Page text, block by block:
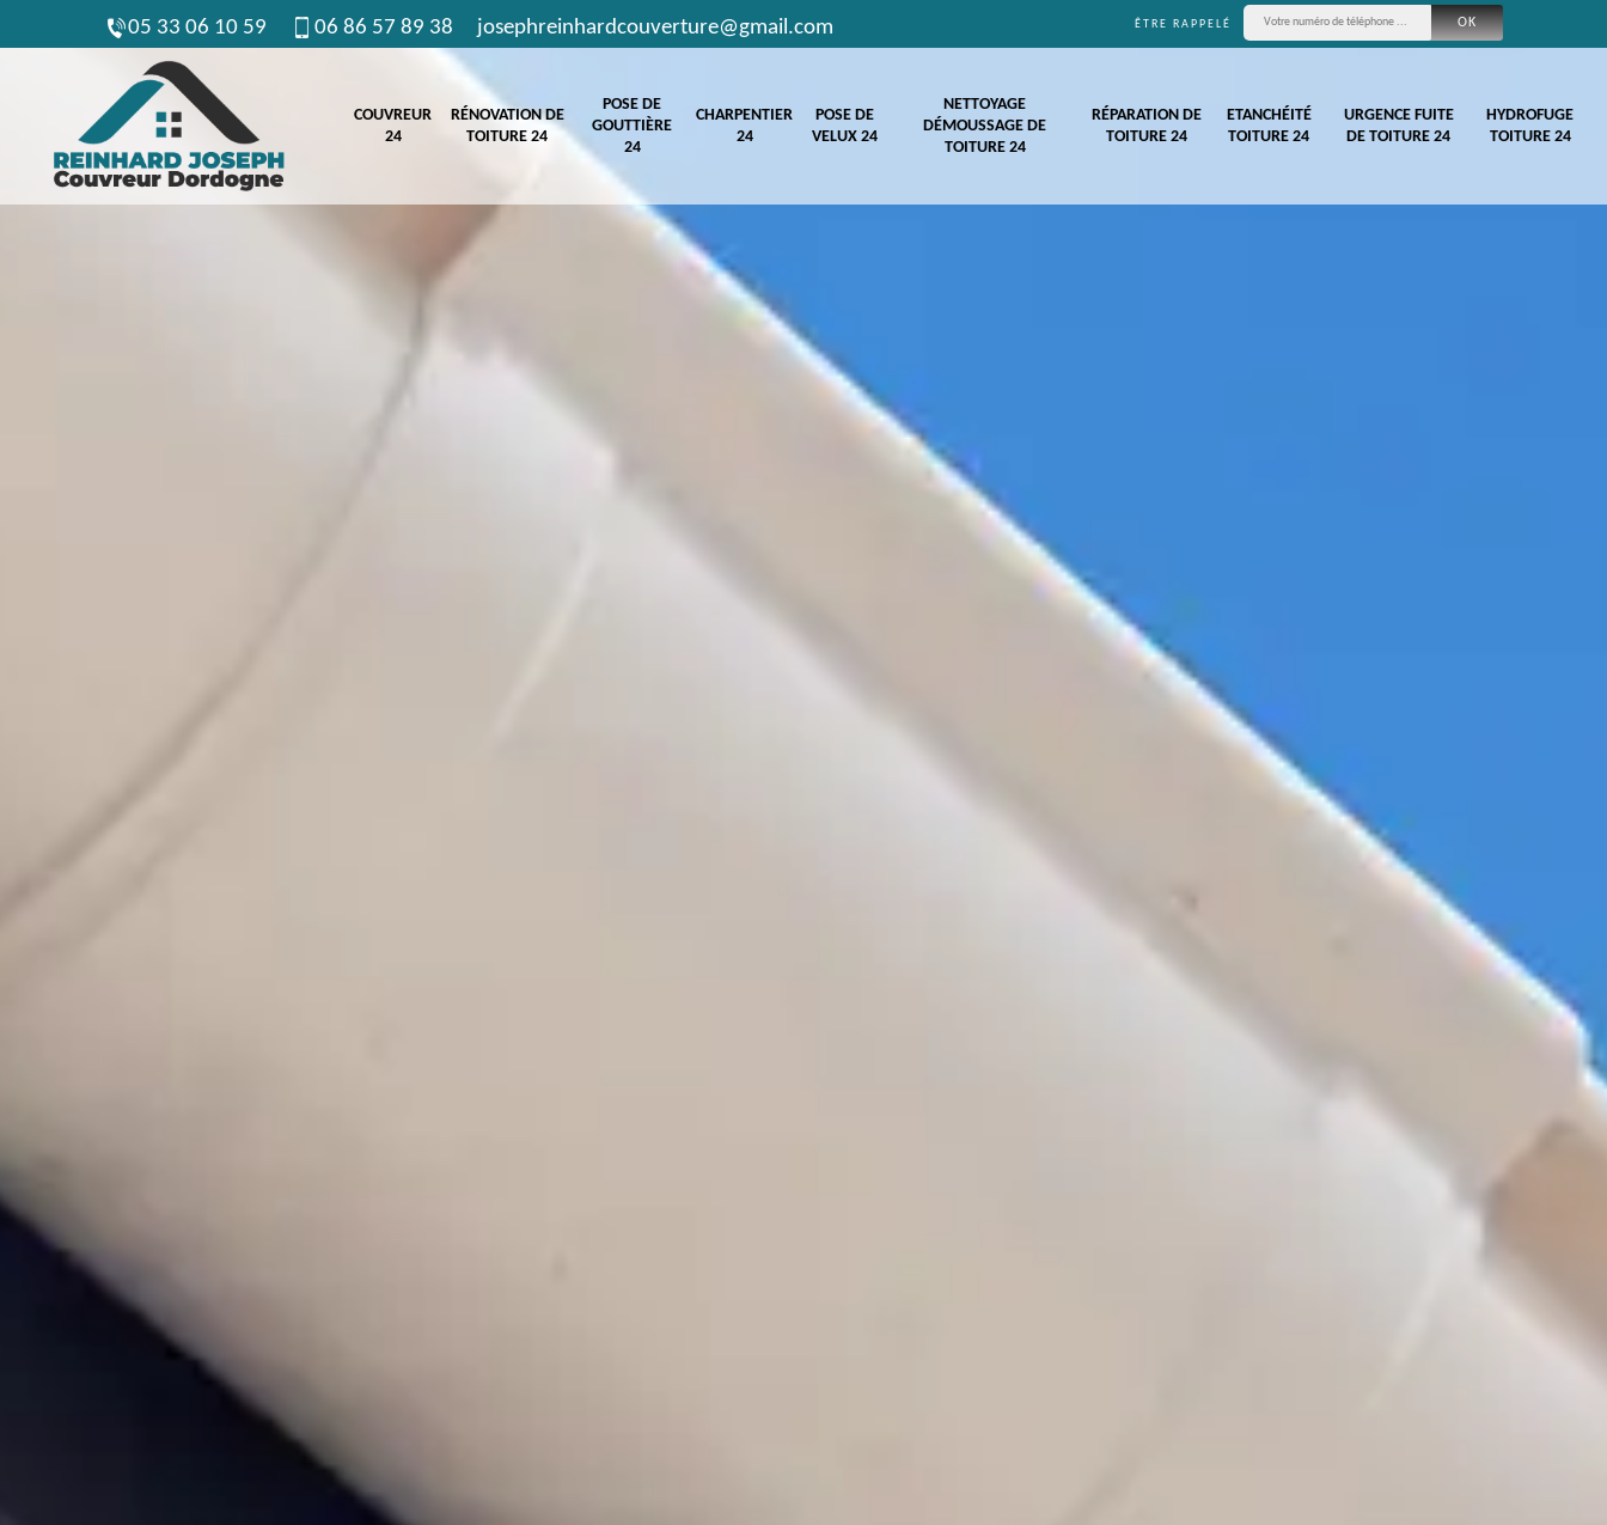
05 33 06 10 59 06 86 57 89 38 josephreinhardcouverture@gmail.com ÊTRE RAPPELÉ
COUVREUR
24
RÉNOVATION DE
TOITURE 24
POSE DE
GOUTTIÈRE
24
CHARPENTIER
24
POSE DE
VELUX 24
NETTOYAGE
DÉMOUSSAGE DE
TOITURE 24
RÉPARATION DE
TOITURE 24
ETANCHÉITÉ
TOITURE 24
URGENCE FUITE
DE TOITURE 24
HYDROFUGE
TOITURE 24